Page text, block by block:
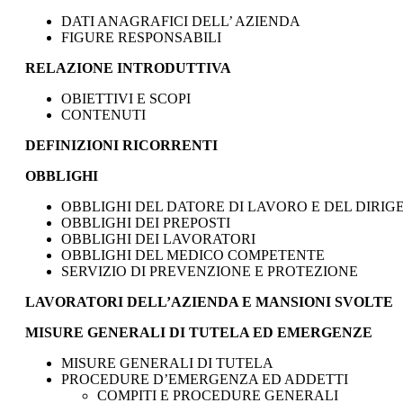
DATI ANAGRAFICI DELL’ AZIENDA
FIGURE RESPONSABILI
RELAZIONE INTRODUTTIVA
OBIETTIVI E SCOPI
CONTENUTI
DEFINIZIONI RICORRENTI
OBBLIGHI
OBBLIGHI DEL DATORE DI LAVORO E DEL
OBBLIGHI DEI PREPOSTI
OBBLIGHI DEI LAVORATORI
OBBLIGHI DEL MEDICO COMPETENTE
SERVIZIO DI PREVENZIONE E PROTEZIONE
LAVORATORI DELL’AZIENDA E MANSIONI SVOLTE
MISURE GENERALI DI TUTELA ED EMERGENZE
MISURE GENERALI DI TUTELA
PROCEDURE D’EMERGENZA ED ADDETTI
COMPITI E PROCEDURE GENERALI